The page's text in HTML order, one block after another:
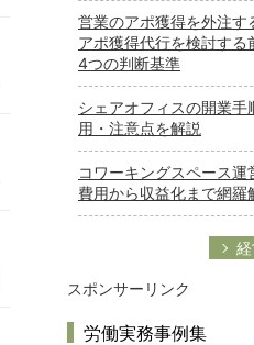
営業のアポ獲得を外注す
アポ獲得代行を検討する
4つの判断基準
シェアオフィスの開業手
用・注意点を解説
コワーキングスペース
費用から収益化まで網羅
スポンサーリンク
労働実務事例集